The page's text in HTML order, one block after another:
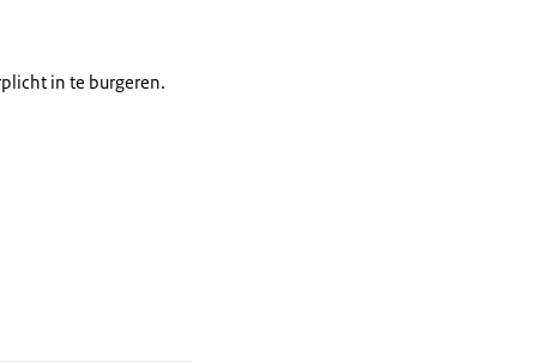
in te burgeren.